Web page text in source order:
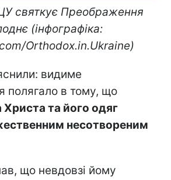
святкує Преображення
(інфографіка:
Orthodox.in.Ukraine)
видиме
полягало в тому, що
Христа та його одяг
несотвореним
що невдовзі йому